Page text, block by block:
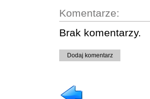
Komentarze:
Brak komentarzy.
Dodaj komentarz